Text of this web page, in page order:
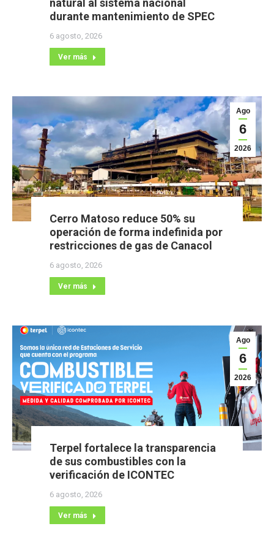
natural al sistema nacional
durante mantenimiento de SPEC
6 agosto, 2026
Ver más
Ago
6
2026
Cerro Matoso reduce 50% su
operación de forma indefinida por
restricciones de gas de Canacol
6 agosto, 2026
Ver más
Ago
6
2026
Terpel fortalece la transparencia
de sus combustibles con la
verificación de ICONTEC
6 agosto, 2026
Ver más